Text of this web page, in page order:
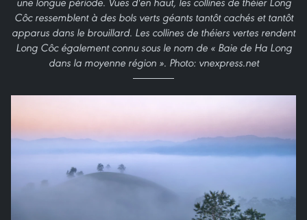
Côc ressemblent à des bols verts géants tantôt cachés et tantôt
apparus dans le brouillard. Les collines de théiers vertes rendent
Long Côc également connu sous le nom de « Baie de Ha Long
dans la moyenne région ». Photo: vnexpress.net